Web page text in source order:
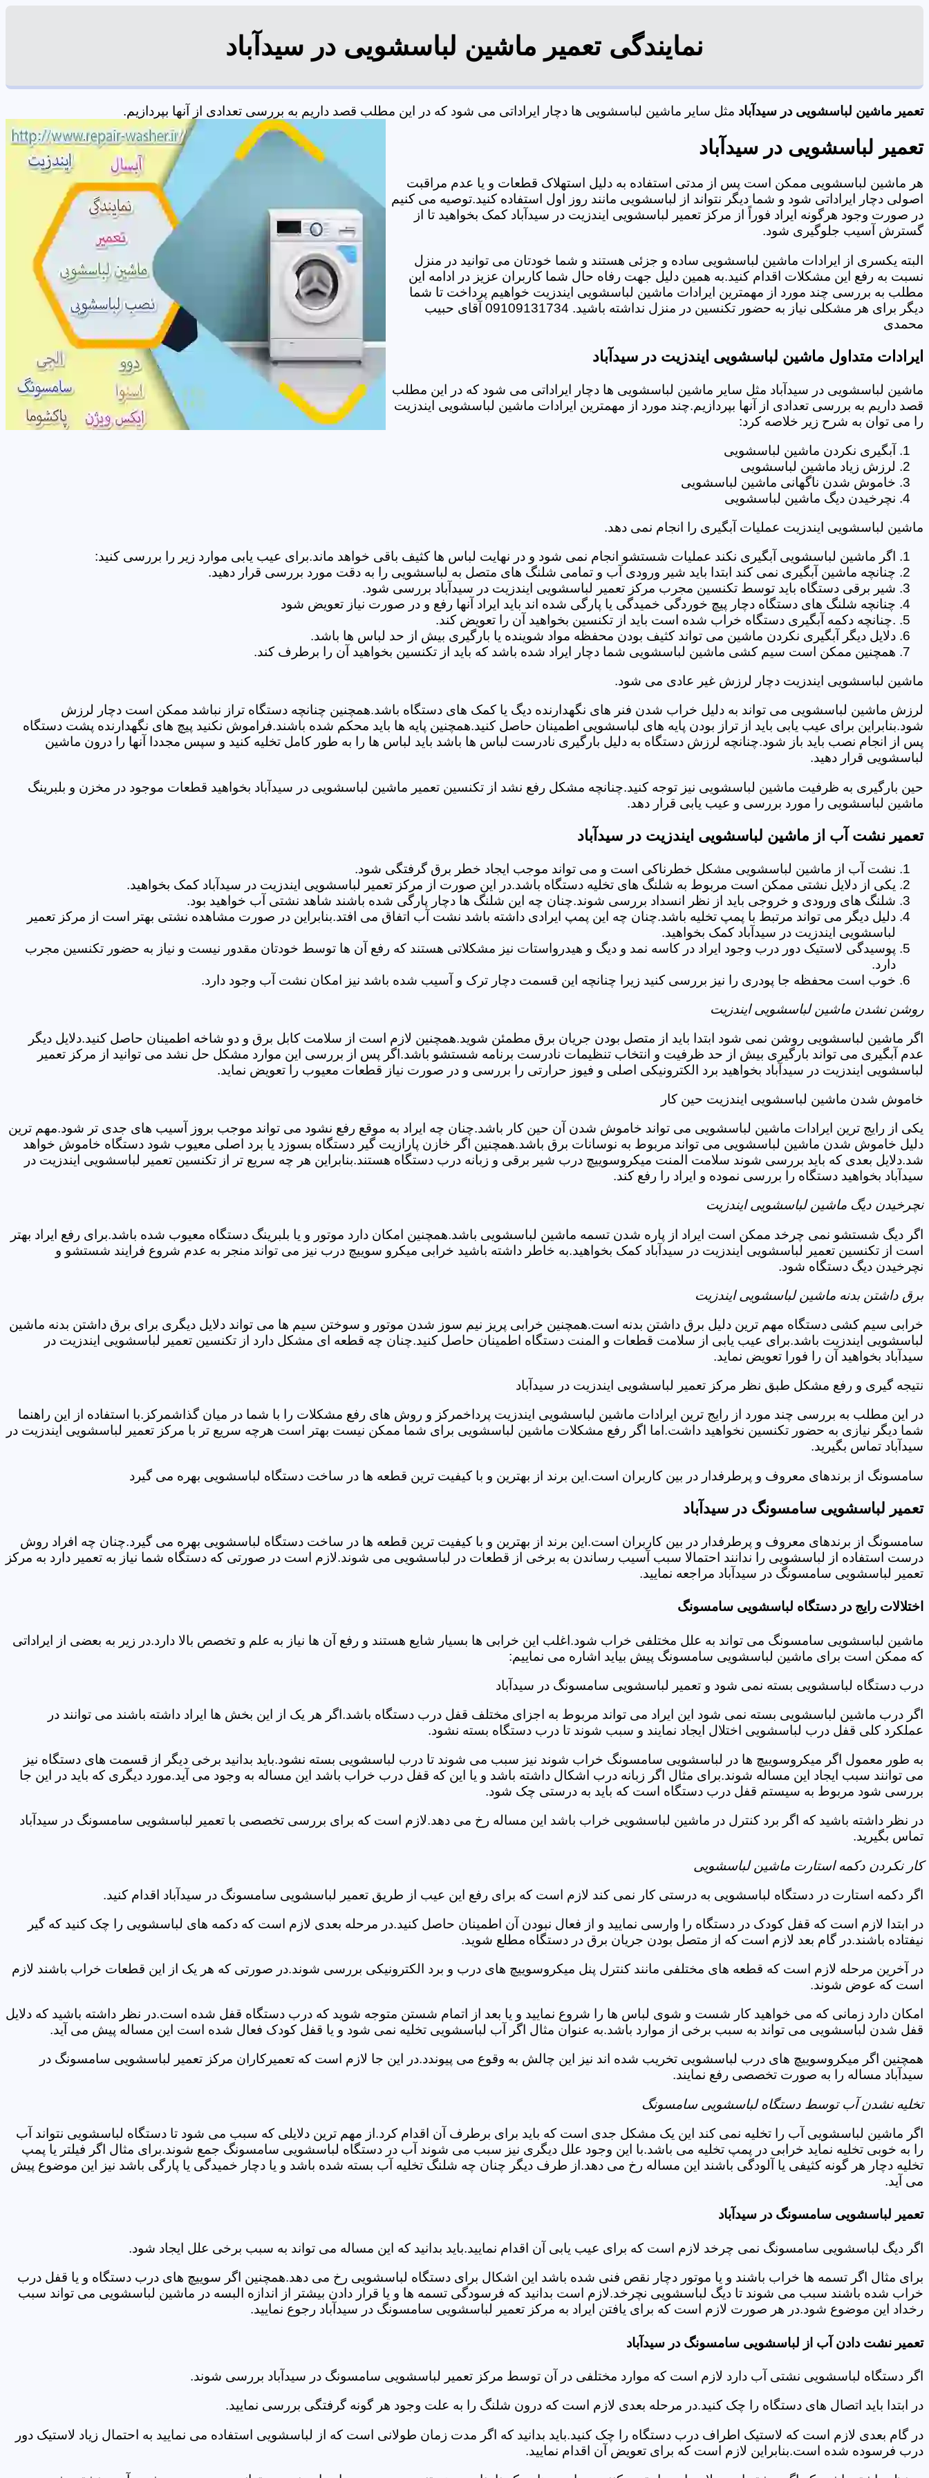
نمایندگی تعمیر ماشین لباسشویی در سیدآباد
تعمیر ماشین لباسشویی در سیدآباد مثل سایر ماشین لباسشویی ها دچار ایراداتی می شود که در این مطلب قصد داریم به بررسی تعدادی از آنها بپردازیم.
تعمیر لباسشویی در سیدآباد
هر ماشین لباسشویی ممکن است پس از مدتی استفاده به دلیل استهلاک قطعات و یا عدم مراقبت
اصولی دچار ایراداتی شود و شما دیگر نتواند از لباسشویی مانند روز اول استفاده کنید.توصیه می کنیم
در صورت وجود هرگونه ایراد فوراً از مرکز تعمیر لباسشویی ایندزیت در سیدآباد کمک بخواهید تا از
گسترش آسیب جلوگیری شود.
البته یکسری از ایرادات ماشین لباسشویی ساده و جزئی هستند و شما خودتان می توانید در منزل
نسبت به رفع این مشکلات اقدام کنید.به همین دلیل جهت رفاه حال شما کاربران عزیز در ادامه این
مطلب به بررسی چند مورد از مهمترین ایرادات ماشین لباسشویی ایندزیت خواهیم پرداخت تا شما
دیگر برای هر مشکلی نیاز به حضور تکنسین در منزل نداشته باشید. 09109131734 آقای حبیب
محمدی
ایرادات متداول ماشین لباسشویی ایندزیت در سیدآباد
ماشین لباسشویی در سیدآباد مثل سایر ماشین لباسشویی ها دچار ایراداتی می شود که در این مطلب
قصد داریم به بررسی تعدادی از آنها بپردازیم.چند مورد از مهمترین ایرادات ماشین لباسشویی ایندزیت
را می توان به شرح زیر خلاصه کرد:
آبگیری نکردن ماشین لباسشویی
لرزش زیاد ماشین لباسشویی
خاموش شدن ناگهانی ماشین لباسشویی
نچرخیدن دیگ ماشین لباسشویی
ماشین لباسشویی ایندزیت عملیات آبگیری را انجام نمی دهد.
اگر ماشین لباسشویی آبگیری نکند عملیات شستشو انجام نمی شود و در نهایت لباس ها کثیف باقی خواهد ماند.برای عیب یابی موارد زیر را بررسی کنید:
چنانچه ماشین آبگیری نمی کند ابتدا باید شیر ورودی آب و تمامی شلنگ های متصل به لباسشویی را به دقت مورد بررسی قرار دهید.
شیر برقی دستگاه باید توسط تکنسین مجرب مرکز تعمیر لباسشویی ایندزیت در سیدآباد بررسی شود.
چنانچه شلنگ های دستگاه دچار پیچ خوردگی خمیدگی یا پارگی شده اند باید ایراد آنها رفع و در صورت نیاز تعویض شود
.چنانچه دکمه آبگیری دستگاه خراب شده است باید از تکنسین بخواهید آن را تعویض کند.
دلایل دیگر آبگیری نکردن ماشین می تواند کثیف بودن محفظه مواد شوینده یا بارگیری بیش از حد لباس ها باشد.
همچنین ممکن است سیم کشی ماشین لباسشویی شما دچار ایراد شده باشد که باید از تکنسین بخواهید آن را برطرف کند.
ماشین لباسشویی ایندزیت دچار لرزش غیر عادی می شود.
لرزش ماشین لباسشویی می تواند به دلیل خراب شدن فنر های نگهدارنده دیگ یا کمک های دستگاه باشد.همچنین چنانچه دستگاه تراز نباشد ممکن است دچار لرزش
شود.بنابراین برای عیب یابی باید از تراز بودن پایه های لباسشویی اطمینان حاصل کنید.همچنین پایه ها باید محکم شده باشند.فراموش نکنید پیچ های نگهدارنده پشت دستگاه
پس از انجام نصب باید باز شود.چنانچه لرزش دستگاه به دلیل بارگیری نادرست لباس ها باشد باید لباس ها را به طور کامل تخلیه کنید و سپس مجددا آنها را درون ماشین
لباسشویی قرار دهید.
حین بارگیری به ظرفیت ماشین لباسشویی نیز توجه کنید.چنانچه مشکل رفع نشد از تکنسین تعمیر ماشین لباسشویی در سیدآباد بخواهید قطعات موجود در مخزن و بلبرینگ
ماشین لباسشویی را مورد بررسی و عیب یابی قرار دهد.
تعمیر نشت آب از ماشین لباسشویی ایندزیت در سیدآباد
نشت آب از ماشین لباسشویی مشکل خطرناکی است و می تواند موجب ایجاد خطر برق گرفتگی شود.
یکی از دلایل نشتی ممکن است مربوط به شلنگ های تخلیه دستگاه باشد.در این صورت از مرکز تعمیر لباسشویی ایندزیت در سیدآباد کمک بخواهید.
شلنگ های ورودی و خروجی باید از نظر انسداد بررسی شوند.چنان چه این شلنگ ها دچار پارگی شده باشند شاهد نشتی آب خواهید بود.
دلیل دیگر می تواند مرتبط با پمپ تخلیه باشد.چنان چه این پمپ ایرادی داشته باشد نشت آب اتفاق می افتد.بنابراین در صورت مشاهده نشتی بهتر است از مرکز تعمیر
لباسشویی ایندزیت در سیدآباد کمک بخواهید.
پوسیدگی لاستیک دور درب وجود ایراد در کاسه نمد و دیگ و هیدرواستات نیز مشکلاتی هستند که رفع آن ها توسط خودتان مقدور نیست و نیاز به حضور تکنسین مجرب
دارد.
خوب است محفظه جا پودری را نیز بررسی کنید زیرا چنانچه این قسمت دچار ترک و آسیب شده باشد نیز امکان نشت آب وجود دارد.
روشن نشدن ماشین لباسشویی ایندزیت
اگر ماشین لباسشویی روشن نمی شود ابتدا باید از متصل بودن جریان برق مطمئن شوید.همچنین لازم است از سلامت کابل برق و دو شاخه اطمینان حاصل کنید.دلایل دیگر
عدم آبگیری می تواند بارگیری بیش از حد ظرفیت و انتخاب تنظیمات نادرست برنامه شستشو باشد.اگر پس از بررسی این موارد مشکل حل نشد می توانید از مرکز تعمیر
لباسشویی ایندزیت در سیدآباد بخواهید برد الکترونیکی اصلی و فیوز حرارتی را بررسی و در صورت نیاز قطعات معیوب را تعویض نماید.
خاموش شدن ماشین لباسشویی ایندزیت حین کار
یکی از رایج ترین ایرادات ماشین لباسشویی می تواند خاموش شدن آن حین کار باشد.چنان چه ایراد به موقع رفع نشود می تواند موجب بروز آسیب های جدی تر شود.مهم ترین
دلیل خاموش شدن ماشین لباسشویی می تواند مربوط به نوسانات برق باشد.همچنین اگر خازن پارازیت گیر دستگاه بسوزد یا برد اصلی معیوب شود دستگاه خاموش خواهد
شد.دلایل بعدی که باید بررسی شوند سلامت المنت میکروسوییچ درب شیر برقی و زبانه درب دستگاه هستند.بنابراین هر چه سریع تر از تکنسین تعمیر لباسشویی ایندزیت در
سیدآباد بخواهید دستگاه را بررسی نموده و ایراد را رفع کند.
نچرخیدن دیگ ماشین لباسشویی ایندزیت
اگر دیگ شستشو نمی چرخد ممکن است ایراد از پاره شدن تسمه ماشین لباسشویی باشد.همچنین امکان دارد موتور و یا بلبرینگ دستگاه معیوب شده باشد.برای رفع ایراد بهتر
است از تکنسین تعمیر لباسشویی ایندزیت در سیدآباد کمک بخواهید.به خاطر داشته باشید خرابی میکرو سوییچ درب نیز می تواند منجر به عدم شروع فرایند شستشو و
نچرخیدن دیگ دستگاه شود.
برق داشتن بدنه ماشین لباسشویی ایندزیت
خرابی سیم کشی دستگاه مهم ترین دلیل برق داشتن بدنه است.همچنین خرابی پریز نیم سوز شدن موتور و سوختن سیم ها می تواند دلایل دیگری برای برق داشتن بدنه ماشین
لباسشویی ایندزیت باشد.برای عیب یابی از سلامت قطعات و المنت دستگاه اطمینان حاصل کنید.چنان چه قطعه ای مشکل دارد از تکنسین تعمیر لباسشویی ایندزیت در
سیدآباد بخواهید آن را فورا تعویض نماید.
نتیجه گیری و رفع مشکل طبق نظر مرکز تعمیر لباسشویی ایندزیت در سیدآباد
در این مطلب به بررسی چند مورد از رایج ترین ایرادات ماشین لباسشویی ایندزیت پرداخمرکز و روش های رفع مشکلات را با شما در میان گذاشمرکز.با استفاده از این راهنما
شما دیگر نیازی به حضور تکنسین نخواهید داشت.اما اگر رفع مشکلات ماشین لباسشویی برای شما ممکن نیست بهتر است هرچه سریع تر با مرکز تعمیر لباسشویی ایندزیت در
سیدآباد تماس بگیرید.
سامسونگ از برندهای معروف و پرطرفدار در بین کاربران است.این برند از بهترین و با کیفیت ترین قطعه ها در ساخت دستگاه لباسشویی بهره می گیرد
تعمیر لباسشویی سامسونگ در سیدآباد
سامسونگ از برندهای معروف و پرطرفدار در بین کاربران است.این برند از بهترین و با کیفیت ترین قطعه ها در ساخت دستگاه لباسشویی بهره می گیرد.چنان چه افراد روش
درست استفاده از لباسشویی را ندانند احتمالا سبب آسیب رساندن به برخی از قطعات در لباسشویی می شوند.لازم است در صورتی که دستگاه شما نیاز به تعمیر دارد به مرکز
تعمیر لباسشویی سامسونگ در سیدآباد مراجعه نمایید.
اختلالات رایج در دستگاه لباسشویی سامسونگ
ماشین لباسشویی سامسونگ می تواند به علل مختلفی خراب شود.اغلب این خرابی ها بسیار شایع هستند و رفع آن ها نیاز به علم و تخصص بالا دارد.در زیر به بعضی از ایراداتی
که ممکن است برای ماشین لباسشویی سامسونگ پیش بیاید اشاره می نماییم:
درب دستگاه لباسشویی بسته نمی شود و تعمیر لباسشویی سامسونگ در سیدآباد
اگر درب ماشین لباسشویی بسته نمی شود این ایراد می تواند مربوط به اجزای مختلف قفل درب دستگاه باشد.اگر هر یک از این بخش ها ایراد داشته باشند می توانند در
عملکرد کلی قفل درب لباسشویی اختلال ایجاد نمایند و سبب شوند تا درب دستگاه بسته نشود.
به طور معمول اگر میکروسوییچ ها در لباسشویی سامسونگ خراب شوند نیز سبب می شوند تا درب لباسشویی بسته نشود.باید بدانید برخی دیگر از قسمت های دستگاه نیز
می توانند سبب ایجاد این مساله شوند.برای مثال اگر زبانه درب اشکال داشته باشد و یا این که قفل درب خراب باشد این مساله به وجود می آید.مورد دیگری که باید در این جا
بررسی شود مربوط به سیستم قفل درب دستگاه است که باید به درستی چک شود.
در نظر داشته باشید که اگر برد کنترل در ماشین لباسشویی خراب باشد این مساله رخ می دهد.لازم است که برای بررسی تخصصی با تعمیر لباسشویی سامسونگ در سیدآباد
تماس بگیرید.
کار نکردن دکمه استارت ماشین لباسشویی
اگر دکمه استارت در دستگاه لباسشویی به درستی کار نمی کند لازم است که برای رفع این عیب از طریق تعمیر لباسشویی سامسونگ در سیدآباد اقدام کنید.
در ابتدا لازم است که قفل کودک در دستگاه را وارسی نمایید و از فعال نبودن آن اطمینان حاصل کنید.در مرحله بعدی لازم است که دکمه های لباسشویی را چک کنید که گیر
نیفتاده باشند.در گام بعد لازم است که از متصل بودن جریان برق در دستگاه مطلع شوید.
در آخرین مرحله لازم است که قطعه های مختلفی مانند کنترل پنل میکروسوییچ های درب و برد الکترونیکی بررسی شوند.در صورتی که هر یک از این قطعات خراب باشند لازم
است که عوض شوند.
امکان دارد زمانی که می خواهید کار شست و شوی لباس ها را شروع نمایید و یا بعد از اتمام شستن متوجه شوید که درب دستگاه قفل شده است.در نظر داشته باشید که دلایل
قفل شدن لباسشویی می تواند به سبب برخی از موارد باشد.به عنوان مثال اگر آب لباسشویی تخلیه نمی شود و یا قفل کودک فعال شده است این مساله پیش می آید.
همچنین اگر میکروسوییچ های درب لباسشویی تخریب شده اند نیز این چالش به وقوع می پیوندد.در این جا لازم است که تعمیرکاران مرکز تعمیر لباسشویی سامسونگ در
سیدآباد مساله را به صورت تخصصی رفع نمایند.
تخلیه نشدن آب توسط دستگاه لباسشویی سامسونگ
اگر ماشین لباسشویی آب را تخلیه نمی کند این یک مشکل جدی است که باید برای برطرف آن اقدام کرد.از مهم ترین دلایلی که سبب می شود تا دستگاه لباسشویی نتواند آب
را به خوبی تخلیه نماید خرابی در پمپ تخلیه می باشد.با این وجود علل دیگری نیز سبب می شوند آب در دستگاه لباسشویی سامسونگ جمع شوند.برای مثال اگر فیلتر یا پمپ
تخلیه دچار هر گونه کثیفی یا آلودگی باشند این مساله رخ می دهد.از طرف دیگر چنان چه شلنگ تخلیه آب بسته شده باشد و یا دچار خمیدگی یا پارگی باشد نیز این موضوع پیش
می آید.
تعمیر لباسشویی سامسونگ در سیدآباد
اگر دیگ لباسشویی سامسونگ نمی چرخد لازم است که برای عیب یابی آن اقدام نمایید.باید بدانید که این مساله می تواند به سبب برخی علل ایجاد شود.
برای مثال اگر تسمه ها خراب باشند و یا موتور دچار نقص فنی شده باشد این اشکال برای دستگاه لباسشویی رخ می دهد.همچنین اگر سوییچ های درب دستگاه و یا قفل درب
خراب شده باشند سبب می شوند تا دیگ لباسشویی نچرخد.لازم است بدانید که فرسودگی تسمه ها و یا قرار دادن بیشتر از اندازه البسه در ماشین لباسشویی می تواند سبب
رخداد این موضوع شود.در هر صورت لازم است که برای یافتن ایراد به مرکز تعمیر لباسشویی سامسونگ در سیدآباد رجوع نمایید.
تعمیر نشت دادن آب از لباسشویی سامسونگ در سیدآباد
اگر دستگاه لباسشویی نشتی آب دارد لازم است که موارد مختلفی در آن توسط مرکز تعمیر لباسشویی سامسونگ در سیدآباد بررسی شوند.
در ابتدا باید اتصال های دستگاه را چک کنید.در مرحله بعدی لازم است که درون شلنگ را به علت وجود هر گونه گرفتگی بررسی نمایید.
در گام بعدی لازم است که لاستیک اطراف درب دستگاه را چک کنید.باید بدانید که اگر مدت زمان طولانی است که از لباسشویی استفاده می نمایید به احتمال زیاد لاستیک دور
درب فرسوده شده است.بنابراین لازم است که برای تعویض آن اقدام نمایید.